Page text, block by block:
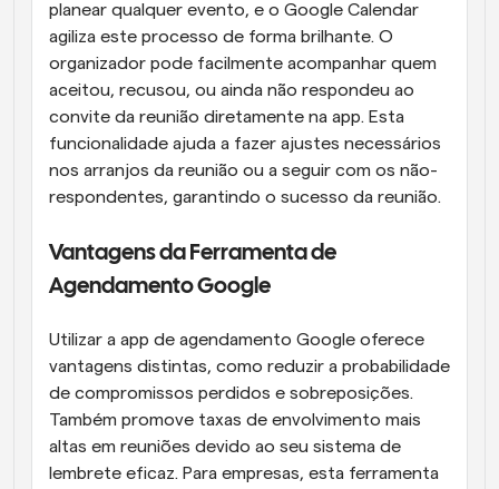
planear qualquer evento, e o Google Calendar
agiliza este processo de forma brilhante. O
organizador pode facilmente acompanhar quem
aceitou, recusou, ou ainda não respondeu ao
convite da reunião diretamente na app. Esta
funcionalidade ajuda a fazer ajustes necessários
nos arranjos da reunião ou a seguir com os não-
respondentes, garantindo o sucesso da reunião.
Vantagens da Ferramenta de
Agendamento Google
Utilizar a app de agendamento Google oferece
vantagens distintas, como reduzir a probabilidade
de compromissos perdidos e sobreposições.
Também promove taxas de envolvimento mais
altas em reuniões devido ao seu sistema de
lembrete eficaz. Para empresas, esta ferramenta